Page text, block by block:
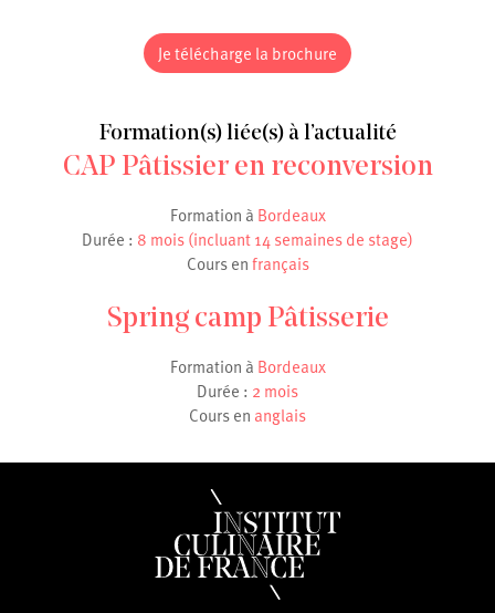
Je télécharge la brochure
Formation(s) liée(s) à l’actualité
CAP Pâtissier en reconversion
Formation à Bordeaux
Durée : 8 mois (incluant 14 semaines de stage)
Cours enfrançais
Spring camp Pâtisserie
Formation à Bordeaux
Durée : 2 mois
Cours en anglais